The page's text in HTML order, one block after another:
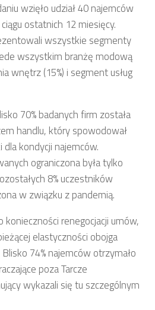
wzięło udział 40 najemców
ostatnich 12 miesięcy.
wszystkie segmenty
wszystkim branżę modową
wnętrz (15%) i segment usług
70% badanych firm została
handlu, który spowodował
kondycji najemców.
ograniczona była tylko
8% uczestników
w związku z pandemią.
konieczności renegocjacji umów,
elastyczności obojga
74% najemców otrzymało
poza Tarcze
wykazali się tu szczególnym